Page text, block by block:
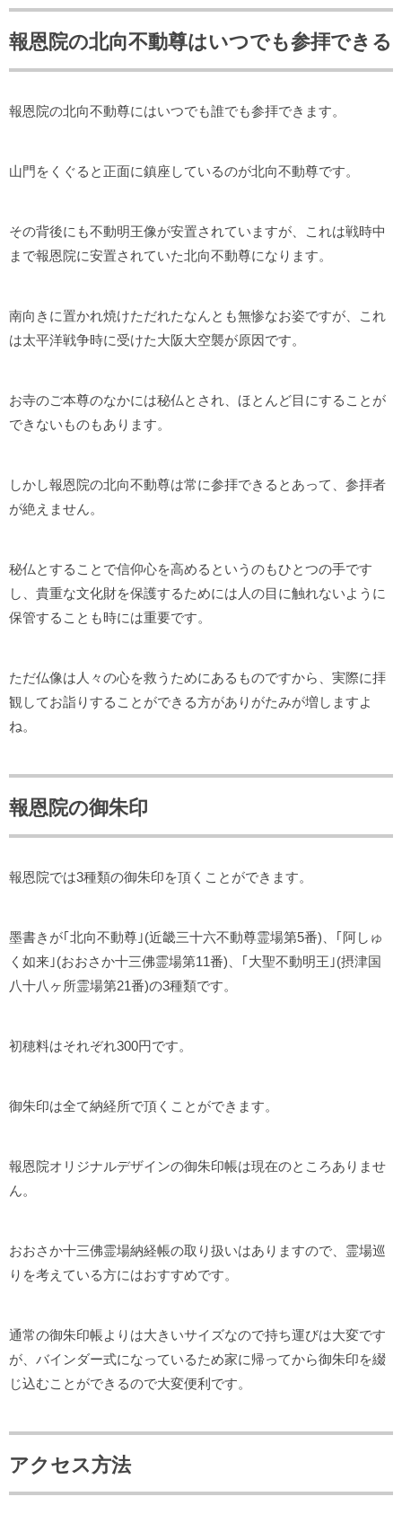
報恩院の北向不動尊はいつでも参拝できる
報恩院の北向不動尊にはいつでも誰でも参拝できます。
山門をくぐると正面に鎮座しているのが北向不動尊です。
その背後にも不動明王像が安置されていますが、これは戦時中
まで報恩院に安置されていた北向不動尊になります。
南向きに置かれ焼けただれたなんとも無惨なお姿ですが、これ
は太平洋戦争時に受けた大阪大空襲が原因です。
お寺のご本尊のなかには秘仏とされ、ほとんど目にすることが
できないものもあります。
しかし報恩院の北向不動尊は常に参拝できるとあって、参拝者
が絶えません。
秘仏とすることで信仰心を高めるというのもひとつの手です
し、貴重な文化財を保護するためには人の目に触れないように
保管することも時には重要です。
ただ仏像は人々の心を救うためにあるものですから、実際に拝
観してお詣りすることができる方がありがたみが増しますよ
ね。
報恩院の御朱印
報恩院では3種類の御朱印を頂くことができます。
墨書きが｢北向不動尊｣(近畿三十六不動尊霊場第5番)、｢阿しゅ
く如来｣(おおさか十三佛霊場第11番)、｢大聖不動明王｣(摂津国
八十八ヶ所霊場第21番)の3種類です。
初穂料はそれぞれ300円です。
御朱印は全て納経所で頂くことができます。
報恩院オリジナルデザインの御朱印帳は現在のところありませ
ん。
おおさか十三佛霊場納経帳の取り扱いはありますので、霊場巡
りを考えている方にはおすすめです。
通常の御朱印帳よりは大きいサイズなので持ち運びは大変です
が、バインダー式になっているため家に帰ってから御朱印を綴
じ込むことができるので大変便利です。
アクセス方法